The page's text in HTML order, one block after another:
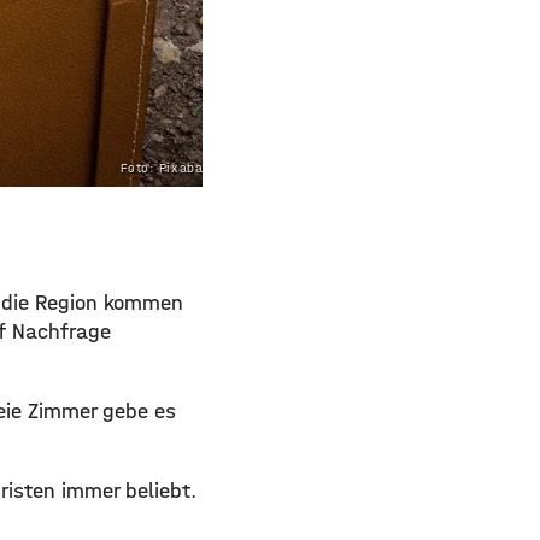
Foto: Pixabay.com
Region kommen
Nachfrage
Zimmer gebe es
immer beliebt.